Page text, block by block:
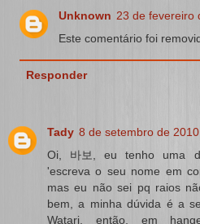
Unknown 23 de fevereiro
Este comentário foi
Responder
Tady 8 de setembro de
Oi, 바보, eu tenho uma
'escreva o seu nome em
mas eu não sei pq raios
bem, a minha dúvida é a
Watari, então, em